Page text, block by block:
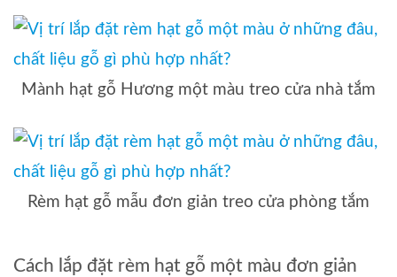
Mành hạt gỗ Hương một màu treo cửa nhà tắm
Rèm hạt gỗ mẫu đơn giản treo cửa phòng tắm
Cách lắp đặt rèm hạt gỗ một màu đơn giản